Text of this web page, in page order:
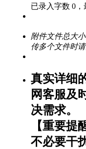
已录入字数 0
附件文件总大
传多个文件时
真实详细
网客服及
决需求。
【重要提
不必要干